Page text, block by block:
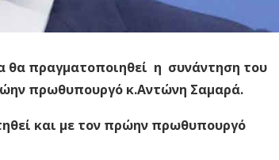
θα πραγματοποιηθεί η συνάντηση του
πρωθυπουργό κ.Αντώνη Σαμαρά.
και με τον πρώην πρωθυπουργό